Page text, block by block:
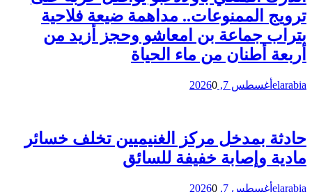
ترويج الممنوعات.. مداهمة ضيعة فلاحية
بتراب جماعة بن امعاشو وحجز أزيد من
أربعة أطنان من ماء الحياة
elarabia أغسطس 7, 2026 0
حادثة بمدخل مركز الغنيميين تخلف خسائر
مادية وإصابة خفيفة للسائق
elarabia أغسطس 7, 2026 0